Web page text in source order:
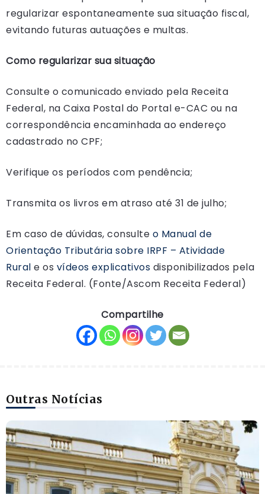
regularizar espontaneamente sua situação fiscal,
evitando futuras autuações e multas.
Como regularizar sua situação
Consulte o comunicado enviado pela Receita
Federal, na Caixa Postal do Portal e-CAC ou na
correspondência encaminhada ao endereço
cadastrado no CPF;
Verifique os períodos com pendência;
Transmita os livros em atraso até 31 de julho;
Em caso de dúvidas, consulte o Manual de
Orientação Tributária sobre IRPF – Atividade
Rural e os vídeos explicativos disponibilizados pela
Receita Federal. (Fonte/Ascom Receita Federal)
Compartilhe
Outras Notícias